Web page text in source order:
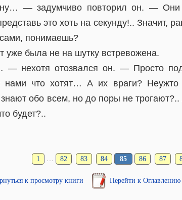
— задумчиво повторил он. — Они
это хоть на секунду!.. Значит,
понимаешь?
была не на шутку встревожена.
нехотя отозвался он. — Просто
что хотят… А их враги? Неужто
обо всем, но до поры не
будет?..
1 … 82 83 84 85 86 87
к просмотру книги Перейти к Оглавлению